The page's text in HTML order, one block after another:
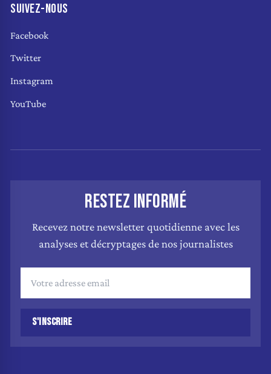
SUIVEZ-NOUS
Facebook
Twitter
Instagram
YouTube
RESTEZ INFORMÉ
Recevez notre newsletter quotidienne avec les
analyses et décryptages de nos journalistes
S'INSCRIRE